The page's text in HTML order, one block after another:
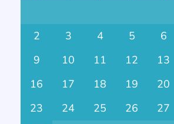
2
3 4 5 6
9
10 11 12 13
16
17 18 19 20
23
24 25 26 27